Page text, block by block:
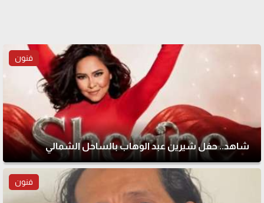
فنون
شاهد.. حفل شيرين عبد الوهاب بالساحل الشمالي
فنون